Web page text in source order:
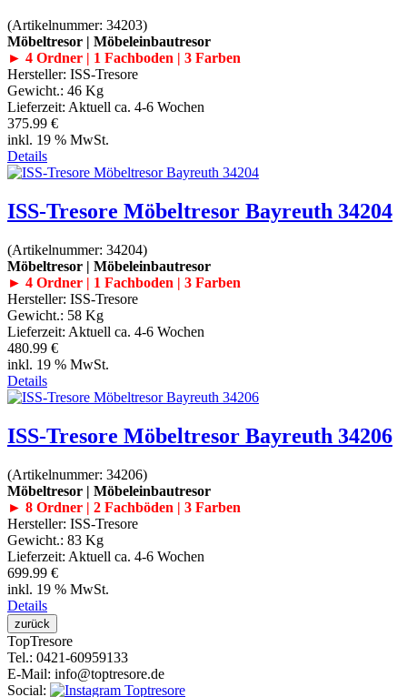
(Artikelnummer: 34203)
Möbeltresor | Möbeleinbautresor
► 4 Ordner | 1 Fachboden | 3 Farben
Hersteller: ISS-Tresore
Gewicht.: 46 Kg
Lieferzeit: Aktuell ca. 4-6 Wochen
375.99 €
inkl. 19 % MwSt.
Details
ISS-Tresore Möbeltresor Bayreuth 34204
(Artikelnummer: 34204)
Möbeltresor | Möbeleinbautresor
► 4 Ordner | 1 Fachboden | 3 Farben
Hersteller: ISS-Tresore
Gewicht.: 58 Kg
Lieferzeit: Aktuell ca. 4-6 Wochen
480.99 €
inkl. 19 % MwSt.
Details
ISS-Tresore Möbeltresor Bayreuth 34206
(Artikelnummer: 34206)
Möbeltresor | Möbeleinbautresor
► 8 Ordner | 2 Fachböden | 3 Farben
Hersteller: ISS-Tresore
Gewicht.: 83 Kg
Lieferzeit: Aktuell ca. 4-6 Wochen
699.99 €
inkl. 19 % MwSt.
Details
TopTresore
Tel.: 0421-60959133
E-Mail: info@toptresore.de
Social: